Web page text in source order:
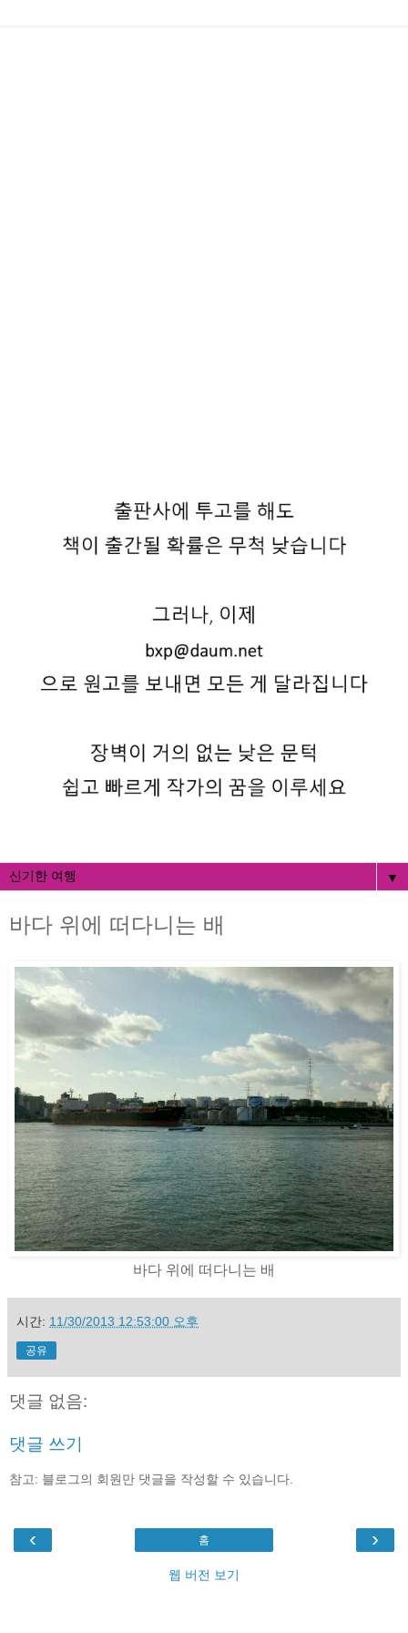
▼
바다 위에 떠다니는 배
바다 위에 떠다니는 배
시간: 11/30/2013 12:53:00 오후
공유
댓글 없음:
댓글 쓰기
참고: 블로그의 회원만 댓글을 작성할 수 있습니다.
‹ ›
홈
웹 버전 보기